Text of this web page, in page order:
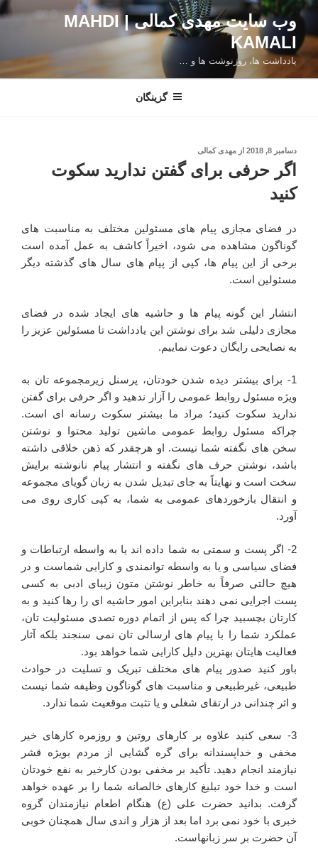
رفتن
محتوا
وب سایت مهدی کمالی | MAHDI
KAMALI
یادداشت ها، روزنوشت ها و …
گزینگان
نوشته‌شده
در
دسامبر 8, 2018 از مهدی کمالی
اگر حرفی برای گفتن ندارید سکوت
کنید
در فضای مجازی پیام های مسئولین مختلف به مناسبت های
گوناگون مشاهده می شود، اخیراً کاشف به عمل آمده است
برخی از این پیام ها، کپی از پیام های سال های گذشته دیگر
مسئولین است.
انتشار این گونه پیام ها و حاشیه های ایجاد شده در فضای
مجازی دلیلی شد برای نوشتن این یادداشت تا مسئولین عزیز را
به نصایحی رایگان دعوت نماییم.
1- برای بیشتر دیده شدن خودتان، پرسنل زیرمجموعه تان به
ویژه مسئول روابط عمومی را آزار ندهید و اگر حرفی برای گفتن
ندارید سکوت کنید؛ مراد ما بیشتر سکوت رسانه ای است.
چراکه مسئول روابط عمومی ماشین تولید محتوا و نوشتن
سخن های نگفته شما نیست. او هرچقدر که ذهن خلاقی داشته
باشد، نوشتن حرف های نگفته و انتشار پیام نانوشته برایش
سخت است و نهایتاً به جای تبدیل شدن به زبان گویای مجموعه
و انتقال بازخوردهای عمومی به شما، به کپی کاری روی می
آورد.
2- اگر پست و سمتی به شما داده اند یا به واسطه ارتباطات و
فضای سیاسی و یا به واسطه توانمندی و کارایی شماست و در
هیچ حالتی صرفاً به خاطر نوشتن متون زیبای ادبی به کسی
پست اجرایی نمی دهند بنابراین امور حاشیه ای را رها کنید و به
کارتان بچسبید چرا که پس از اتمام دوره تصدی مسئولیت تان،
عملکرد شما را با پیام های ارسالی تان نمی سنجند بلکه آثار
فعالیت هایتان بهترین دلیل کارایی شما خواهد بود.
باور کنید صدور پیام های مختلف تبریک و تسلیت در حوادث
طبیعی، غیرطبیعی و مناسبت های گوناگون وظیفه شما نیست
و اثر چندانی در ارتقای شغلی و یا تثبت موقعیت شما ندارد.
3- سعی کنید علاوه بر کارهای روتین و روزمره کارهای خیر
مخفی و خداپسندانه برای گره گشایی از مردم بویژه قشر
نیازمند انجام دهید. تأکید بر مخفی بودن کارخیر به نفع خودتان
است و خدا خود تبلیغ کارهای خالصانه شما را بر عهده خواهد
گرفت. بدانید حضرت علی (ع) هنگام اطعام نیازمندان گروه
خبری با خود نمی برد اما بعد از هزار و اندی سال همچنان خوبی
آن حضرت بر سر زبانهاست.